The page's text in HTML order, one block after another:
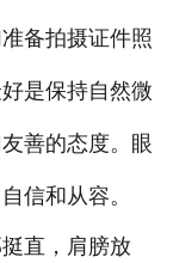
备拍摄证件照
是保持自然微
善的态度。眼
信和从容。
直，肩膀放